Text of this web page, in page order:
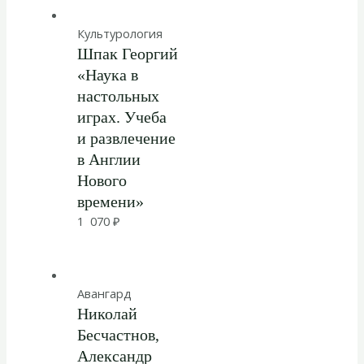
Культурология
Шпак Георгий
«Наука в
настольных
играх. Учеба
и развлечение
в Англии
Нового
времени»
1 070₽
Авангард
Николай
Бесчастнов,
Александр